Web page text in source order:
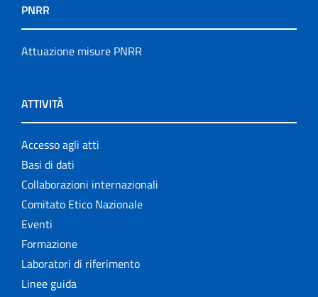
PNRR
Attuazione misure PNRR
ATTIVITÀ
Accesso agli atti
Basi di dati
Collaborazioni internazionali
Comitato Etico Nazionale
Eventi
Formazione
Laboratori di riferimento
Linee guida